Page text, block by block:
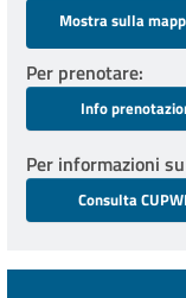
Mostra sulla
Per prenotare
Info
Per informazioni
Consulta